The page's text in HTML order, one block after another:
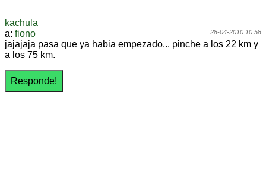
kachula
28-04-2010 10:58
a: fiono
jajajaja pasa que ya habia empezado... pinche a los 22 km y
a los 75 km.